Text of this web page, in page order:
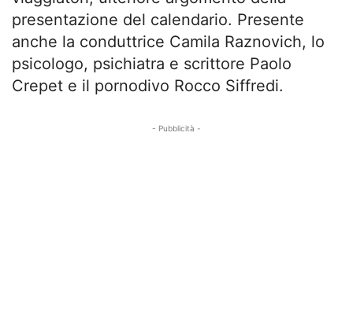
presentazione del calendario. Presente
anche la conduttrice Camila Raznovich, lo
psicologo, psichiatra e scrittore Paolo
Crepet e il pornodivo Rocco Siffredi.
- Pubblicità -